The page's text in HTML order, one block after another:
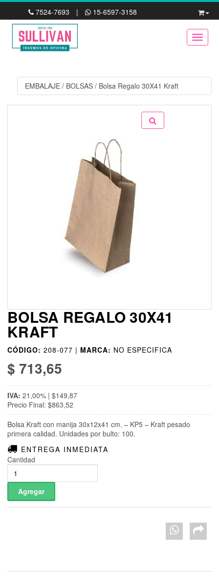
7524-7693 | 15-6597-3158
EMBALAJE / BOLSAS / Bolsa Regalo 30X41 Kraft
BOLSA REGALO 30X41
KRAFT
CÓDIGO: 208-077 | MARCA: NO ESPECIFICA
$ 713,65
IVA: 21,00% | $149,87
Precio Final: $863,52
Bolsa Kraft con manija 30x12x41 cm. – KP5 – Kraft pesado
primera calidad. Unidades por bulto: 100.
ENTREGA INMEDIATA
Cantidad